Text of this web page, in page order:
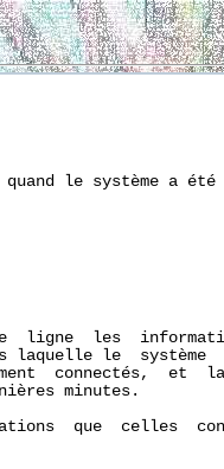
le système a été
ligne  les
laquelle le  système
connectés,  et
minutes.
que  celles